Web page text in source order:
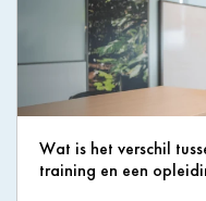
Wat is het verschil
training en een